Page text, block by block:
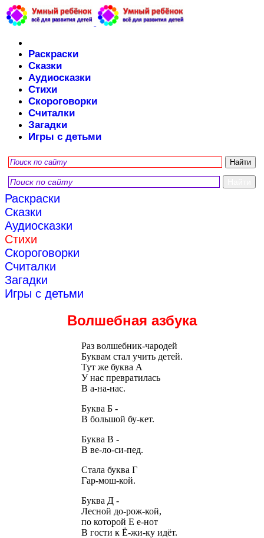
Раскраски
Сказки
Аудиосказки
Стихи
Скороговорки
Считалки
Загадки
Игры с детьми
Раскраски
Сказки
Аудиосказки
Стихи
Скороговорки
Считалки
Загадки
Игры с детьми
Волшебная азбука
Раз волшебник-чародей
Буквам стал учить детей.
Тут же буква А
У нас превратилась
В а-на-нас.
Буква Б -
В большой бу-кет.
Буква В -
В ве-ло-си-пед.
Стала буква Г
Гар-мош-кой.
Буква Д -
Лесной до-рож-кой,
по которой Е е-нот
В гости к Ё-жи-ку идёт.